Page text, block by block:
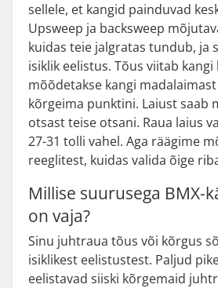
sellele, et kangid painduvad
Upsweep ja backsweep
kuidas teie jalgratas tundub, ja
isiklik eelistus. Tõus viitab
mõõdetakse kangi
kõrgeima punktini. Laiust saab
otsast teise otsani. Raua laius
27-31 tolli vahel. Aga räägime
reeglitest, kuidas valida õige
Millise suurusega BMX-
on vaja?
Sinu juhtraua tõus või kõrgus
isiklikest eelistustest. Paljud
eelistavad siiski kõrgemaid